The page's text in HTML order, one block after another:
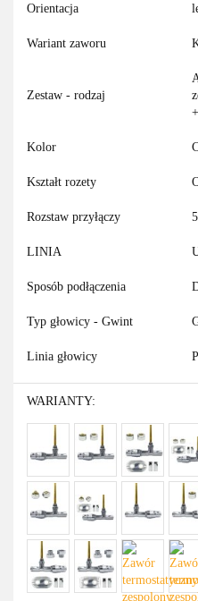
Orientacja
Wariant zaworu
Zestaw - rodzaj
Kolor
Kształt rozety
Rozstaw przyłączy
LINIA
Sposób podłączenia
Typ głowicy - Gwint
Linia głowicy
WARIANTY: